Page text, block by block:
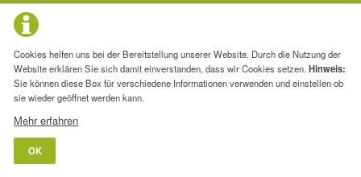
Cookies helfen uns bei der Bereitstellung unserer Website. Durch die Nutzung der
Website erklären Sie sich damit einverstanden, dass wir Cookies setzen.Hinweis:
Sie können diese Box für verschiedene Informationen verwenden und einstellen ob
sie wieder geöffnet werden kann.
Mehr erfahren
OK